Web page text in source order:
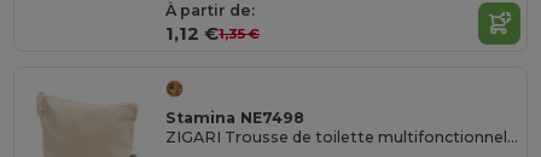
À partir de:
1,12 €1,35 €
Stamina NE7498
ZIGARI Trousse de toilette multifonctionnelle 100 % coton du commerce équitable